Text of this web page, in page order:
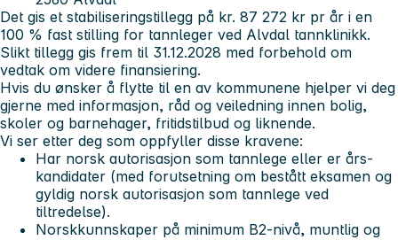
Det gis et stabiliseringstillegg på kr. 87 272 kr pr år i en
100 % fast stilling for tannleger ved Alvdal tannklinikk.
Slikt tillegg gis frem til 31.12.2028 med forbehold om
vedtak om videre finansiering.
Hvis du ønsker å flytte til en av kommunene hjelper vi deg
gjerne med informasjon, råd og veiledning innen bolig,
skoler og barnehager, fritidstilbud og liknende.
Vi ser etter deg som oppfyller disse kravene:
Har norsk autorisasjon som tannlege eller er års-
kandidater (med forutsetning om bestått eksamen og
gyldig norsk autorisasjon som tannlege ved
tiltredelse).
Norskkunnskaper på minimum B2-nivå, muntlig og